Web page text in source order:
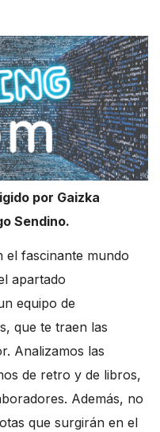
por Gaizka
Sendino.
el fascinante mundo
apartado
equipo de
que te traen las
Analizamos las
de retro y de libros,
Además, no
que surgirán en el